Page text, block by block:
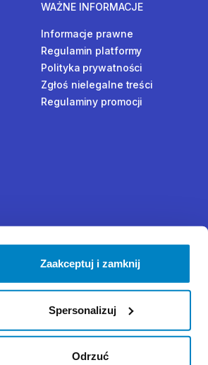
Zaakceptuj i zamknij
Spersonalizuj
Odrzuć
WAŻNE INFORMACJE
Informacje prawne
Regulamin platformy
Polityka prywatności
Zgłoś nielegalne treści
Regulaminy promocji